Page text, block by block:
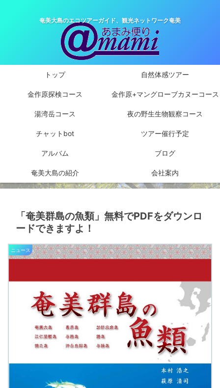
奄美大島のエコツアーガイド、観光ネットワーク奄美
トップ 自然体感ツアー
金作原探検コース 金作原+マングローブカヌーコース
湯湾岳コース 夜の野生生物観察コース
チャットbot ツアー催行予定
アルバム ブログ
奄美大島の紹介 会社案内
「奄美群島の魚類」無料でPDFをダウンロ
ードできますよ！
ニュース